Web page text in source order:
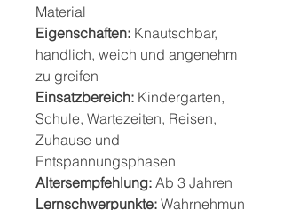
Material
Eigenschaften: Knautschbar,
handlich, weich und angenehm
zu greifen
Einsatzbereich: Kindergarten,
Schule, Wartezeiten, Reisen,
Zuhause und
Entspannungsphasen
Altersempfehlung: Ab 3 Jahren
Lernschwerpunkte: Wahrnehmun